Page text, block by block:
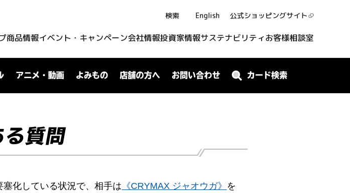
検索 English 公式ショッピングサイト
商品情報イベント・キャンペーン会社情報投資家情報サステナビリティお客様相談室
アニメ・動画 よみもの 店舗の方へ お問い合わせ カード検索
る質問
化している状況で、相手は 《CRYMAX ジャオウガ》 を